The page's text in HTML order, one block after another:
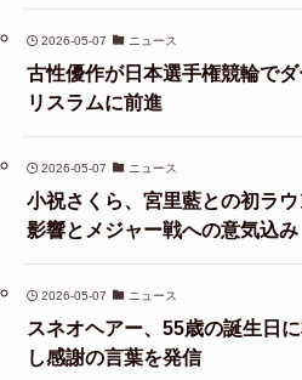
2026-05-07 ニュース
古性優作が日本選手権競輪で
リスラムに前進
2026-05-07 ニュース
小祝さくら、宮里藍との初ラ
影響とメジャー戦への意気込み
2026-05-07 ニュース
スネオヘアー、55歳の誕生日
し感謝の言葉を発信